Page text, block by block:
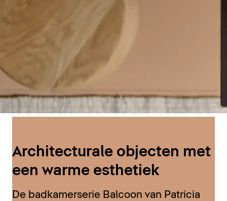
Architecturale objecten met
een warme esthetiek
De badkamerserie Balcoon van Patricia